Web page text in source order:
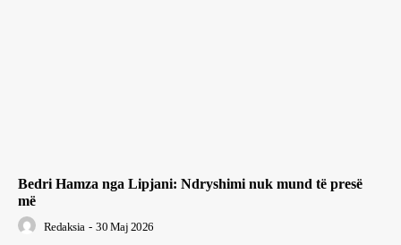
Bedri Hamza nga Lipjani: Ndryshimi nuk mund të presë
më
Redaksia - 30 Maj 2026